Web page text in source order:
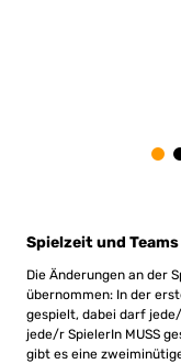
Spielzeit und Teams
Die Änderungen an der
übernommen: In der
gespielt, dabei darf
jede/r SpielerIn MUSS
gibt es eine